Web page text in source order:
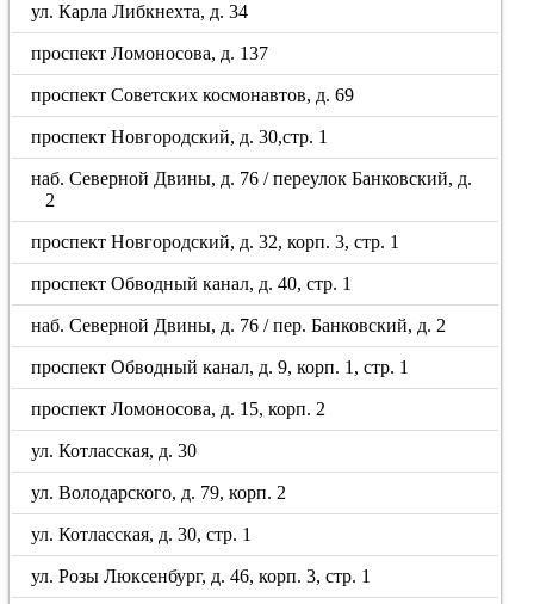
ул. Карла Либкнехта, д. 34
проспект Ломоносова, д. 137
проспект Советских космонавтов, д. 69
проспект Новгородский, д. 30,стр. 1
наб. Северной Двины, д. 76 / переулок Банковский, д.
2
проспект Новгородский, д. 32, корп. 3, стр. 1
проспект Обводный канал, д. 40, стр. 1
наб. Северной Двины, д. 76 / пер. Банковский, д. 2
проспект Обводный канал, д. 9, корп. 1, стр. 1
проспект Ломоносова, д. 15, корп. 2
ул. Котласская, д. 30
ул. Володарского, д. 79, корп. 2
ул. Котласская, д. 30, стр. 1
ул. Розы Люксенбург, д. 46, корп. 3, стр. 1